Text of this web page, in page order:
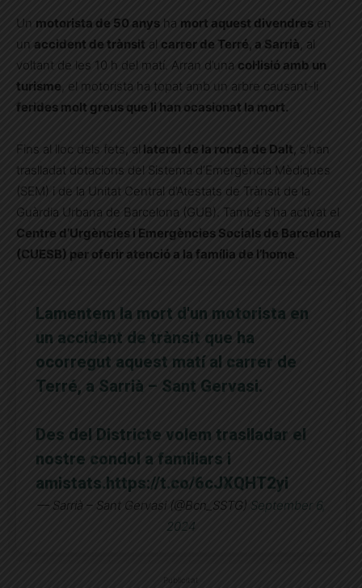
Un motorista de 50 anys ha mort aquest divendres en
un accident de trànsit al carrer de Terré, a Sarrià, al
voltant de les 10 h del matí. Arran d’una col·lisió amb un
turisme , el motorista ha topat amb un arbre causant-li
ferides molt greus que li han ocasionat la mort.
Fins al lloc dels fets, al lateral de la ronda de Dalt, s’han
traslladat dotacions del Sistema d’Emergència Mèdiques
(SEM) i de la Unitat Central d’Atestats de Trànsit de la
Guàrdia Urbana de Barcelona (GUB). També s’ha activat el
Centre d’Urgències i Emergències Socials de Barcelona
(CUESB) per oferir atenció a la família de l’home.
Lamentem la mort d'un motorista en
un accident de trànsit que ha
ocorregut aquest matí al carrer de
Terré, a Sarrià – Sant Gervasi.
Des del Districte volem traslladar el
nostre condol a familiars i
amistats.https://t.co/6cJXQHT2yi
— Sarrià – Sant Gervasi (@Bcn_SSTG) September 6,
2024